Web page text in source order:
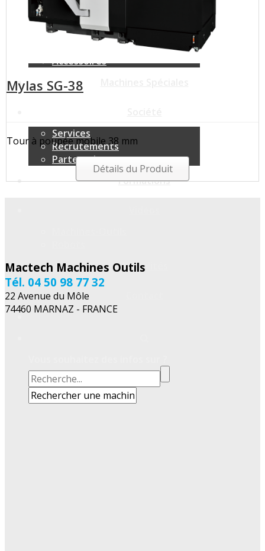
Robots toutes marques
Plateformes Robots Standards
Plateformes Robots Sur Mesure
Accessoires
Services
Recrutements
Partenariat
Formations
Actualités
Mylas SG-38
Tour à poupée mobile 38 mm
Détails du Produit
Mactech Machines Outils
Tél. 04 50 98 77 32
22 Avenue du Môle
74460 MARNAZ - FRANCE